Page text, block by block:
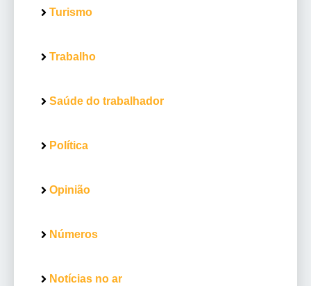
Turismo
Trabalho
Saúde do trabalhador
Política
Opinião
Números
Notícias no ar